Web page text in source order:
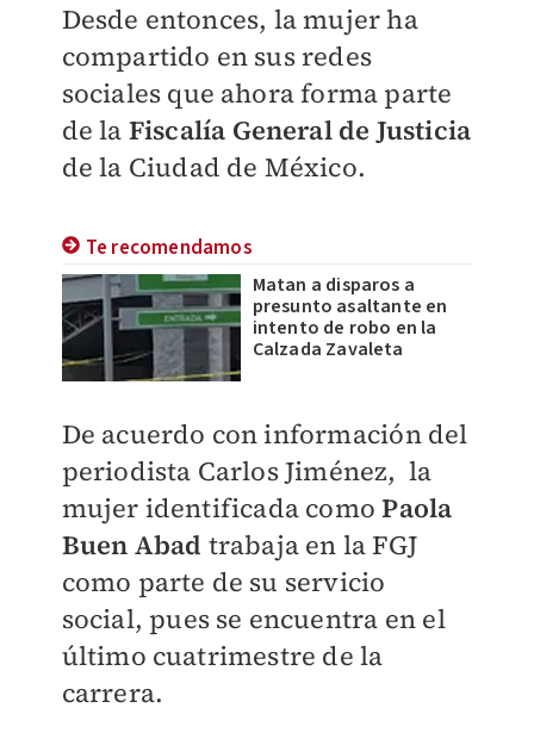
Desde entonces, la mujer ha
compartido en sus redes
sociales que ahora forma parte
de la Fiscalía General de Justicia
de la Ciudad de México.
Te recomendamos
Matan a disparos a
presunto asaltante en
intento de robo en la
Calzada Zavaleta
​De acuerdo con información del
periodista Carlos Jiménez, la
mujer identificada como Paola
Buen Abad trabaja en la FGJ
como parte de su servicio
social, pues se encuentra en el
último cuatrimestre de la
carrera.